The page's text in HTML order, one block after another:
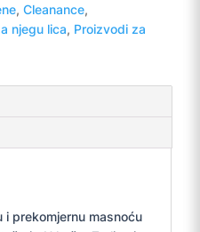
, Cleanance,
njegu lica, Proizvodi za
i prekomjernu masnoću